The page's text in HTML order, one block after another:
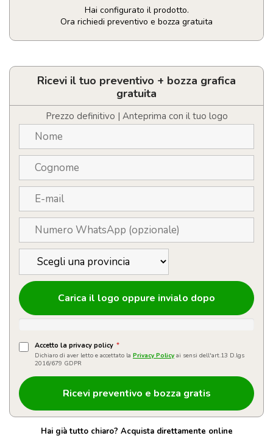
Hai configurato il prodotto.
Ora richiedi preventivo e bozza gratuita
Torcia
LED
Ricevi il tuo preventivo + bozza grafica
gratuita
Prezzo definitivo | Anteprima con il tuo logo
Carica il logo oppure invialo dopo
Accetto la privacy policy *
Dichiaro di aver letto e accettato la Privacy Policy ai sensi dell'art.13 D.lgs
2016/679 GDPR
Hai già tutto chiaro? Acquista direttamente online